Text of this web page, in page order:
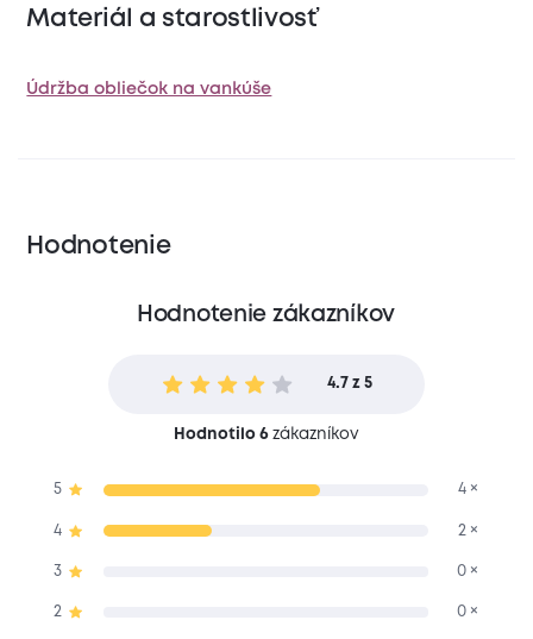
Materiál a starostlivosť
Údržba obliečok na vankúše
Hodnotenie
Hodnotenie zákazníkov
4.7 z 5
Hodnotilo 6zákazníkov
5 4 ×
4 2 ×
3 0 ×
2 0 ×